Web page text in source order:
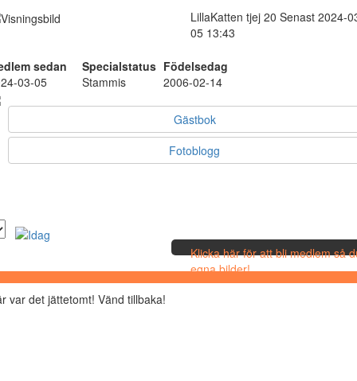
LillaKatten tjej 20 Senast 2024-
05 13:43
sedan Specialstatus Födelsedag
03-05
Stammis 2006-02-14
Gästbok
Fotoblogg
Klicka här för att bli medlem så
egna bilder!
var det jättetomt! Vänd tillbaka!